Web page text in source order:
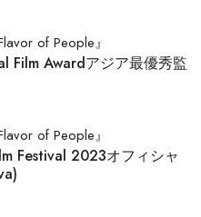
of People』
Film Awardアジア最優秀監
of People』
Festival 2023オフィシャ